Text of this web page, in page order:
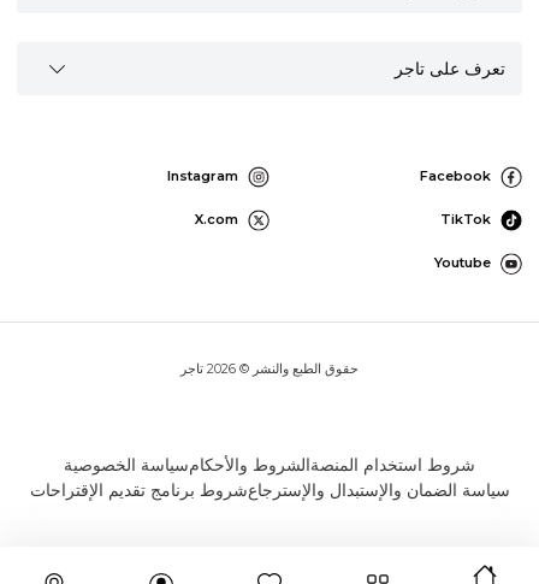
تعرف على تاجر
Facebook
Instagram
TikTok
X.com
Youtube
حقوق الطبع والنشر © 2026 تاجر
شروط استخدام المنصةالشروط والأحكامسياسة الخصوصية
سياسة الضمان والإستبدال والإسترجاعشروط برنامج تقديم الإقتراحات